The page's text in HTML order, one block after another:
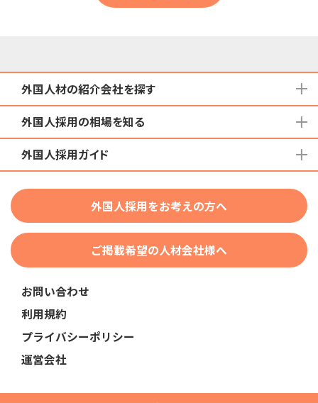
外国人材の紹介会社を探す
地域から検索する
国籍から検索する
在留資格から検索する
団体種別から探す
業界・職種から検索する
外国人採用の相場を知る
育成就労外国人の受け入れ相場
技人国・高度人材の受け入れ相場
外国人採用ガイド
特定技能
技術・人文知識・国際業務
助成金
教育・研修
人事・労務
採用サービス・ツール
外国人採用をお考えの方へ
ご掲載希望の人材会社様へ
お問い合わせ
利用規約
プライバシーポリシー
運営会社